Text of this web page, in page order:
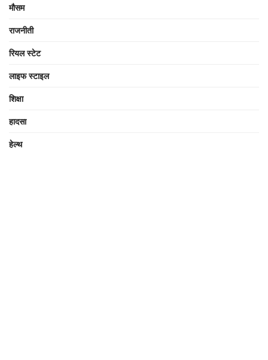
मौसम
राजनीती
रियल स्टेट
लाइफ स्टाइल
शिक्षा
हादसा
हेल्थ